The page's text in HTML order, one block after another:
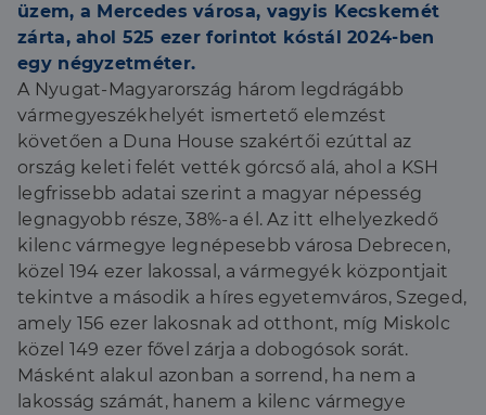
üzem, a Mercedes városa, vagyis Kecskemét
zárta, ahol 525 ezer forintot kóstál 2024-ben
egy négyzetméter.
A Nyugat-Magyarország három legdrágább
vármegyeszékhelyét ismertető elemzést
követően a Duna House szakértői ezúttal az
ország keleti felét vették górcső alá, ahol a KSH
legfrissebb adatai szerint a magyar népesség
legnagyobb része, 38%-a él. Az itt elhelyezkedő
kilenc vármegye legnépesebb városa Debrecen,
közel 194 ezer lakossal, a vármegyék központjait
tekintve a második a híres egyetemváros, Szeged,
amely 156 ezer lakosnak ad otthont, míg Miskolc
közel 149 ezer fővel zárja a dobogósok sorát.
Másként alakul azonban a sorrend, ha nem a
lakosság számát, hanem a kilenc vármegye